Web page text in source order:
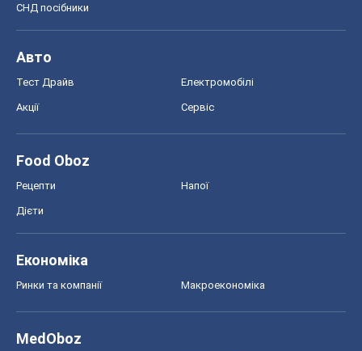
СНД посібники
Авто
Тест Драйв Електромобілі
Акції Сервіс
Food Oboz
Рецепти Напої
Дієти
Економіка
Ринки та компанії Макроекономіка
MedOboz